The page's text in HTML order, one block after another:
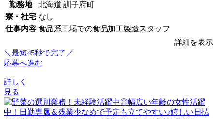
勤務地
北海道 訓子府町
寮・社宅 なし
仕事内容 食品系工場での食品加工製造スタッフ
詳細を表示
＼最短45秒で完了／
応募へ進む
詳しく
見る